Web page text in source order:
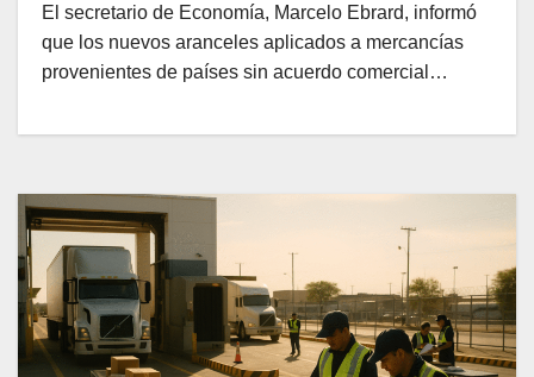
El secretario de Economía, Marcelo Ebrard, informó
que los nuevos aranceles aplicados a mercancías
provenientes de países sin acuerdo comercial…